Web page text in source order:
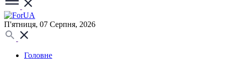
П'ятниця, 07 Серпня, 2026
Головне